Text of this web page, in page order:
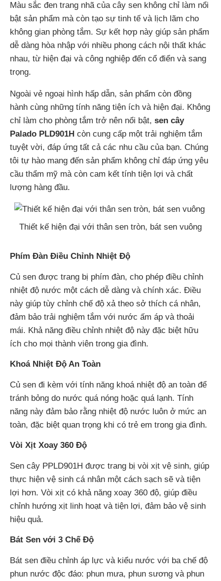
Màu sắc đen trang nhã của cây sen không chỉ làm nổi
bật sản phẩm mà còn tạo sự tinh tế và lịch lãm cho
không gian phòng tắm. Sự kết hợp này giúp sản phẩm
dễ dàng hòa nhập với nhiều phong cách nội thất khác
nhau, từ hiện đại và công nghiệp đến cổ điển và sang
trọng.
Ngoài vẻ ngoại hình hấp dẫn, sản phẩm còn đồng
hành cùng những tính năng tiện ích và hiện đại. Không
chỉ làm cho phòng tắm trở nên nổi bật, sen cây
Palado PLD901H còn cung cấp một trải nghiệm tắm
tuyệt vời, đáp ứng tất cả các nhu cầu của bạn. Chúng
tôi tự hào mang đến sản phẩm không chỉ đáp ứng yêu
cầu thẩm mỹ mà còn cam kết tính tiện lợi và chất
lượng hàng đầu.
Thiết kế hiện đại với thân sen tròn, bát sen vuông
Phím Đàn Điều Chỉnh Nhiệt Độ
Củ sen được trang bị phím đàn, cho phép điều chỉnh
nhiệt độ nước một cách dễ dàng và chính xác. Điều
này giúp tùy chỉnh chế độ xả theo sở thích cá nhân,
đảm bảo trải nghiệm tắm với nước ấm áp và thoải
mái. Khả năng điều chỉnh nhiệt độ này đặc biệt hữu
ích cho mọi thành viên trong gia đình.
Khoá Nhiệt Độ An Toàn
Củ sen đi kèm với tính năng khoá nhiệt độ an toàn để
tránh bỏng do nước quá nóng hoặc quá lạnh. Tính
năng này đảm bảo rằng nhiệt độ nước luôn ở mức an
toàn, đặc biệt quan trọng khi có trẻ em trong gia đình.
Vòi Xịt Xoay 360 Độ
Sen cây PPLD901H được trang bị vòi xịt vệ sinh, giúp
thực hiện vệ sinh cá nhân một cách sạch sẽ và tiện
lợi hơn. Vòi xịt có khả năng xoay 360 độ, giúp điều
chỉnh hướng xịt linh hoạt và tiện lợi, đảm bảo vệ sinh
hiệu quả.
Bát Sen với 3 Chế Độ
Bát sen điều chỉnh áp lực và kiểu nước với ba chế độ
phun nước độc đáo: phun mưa, phun sương và phun